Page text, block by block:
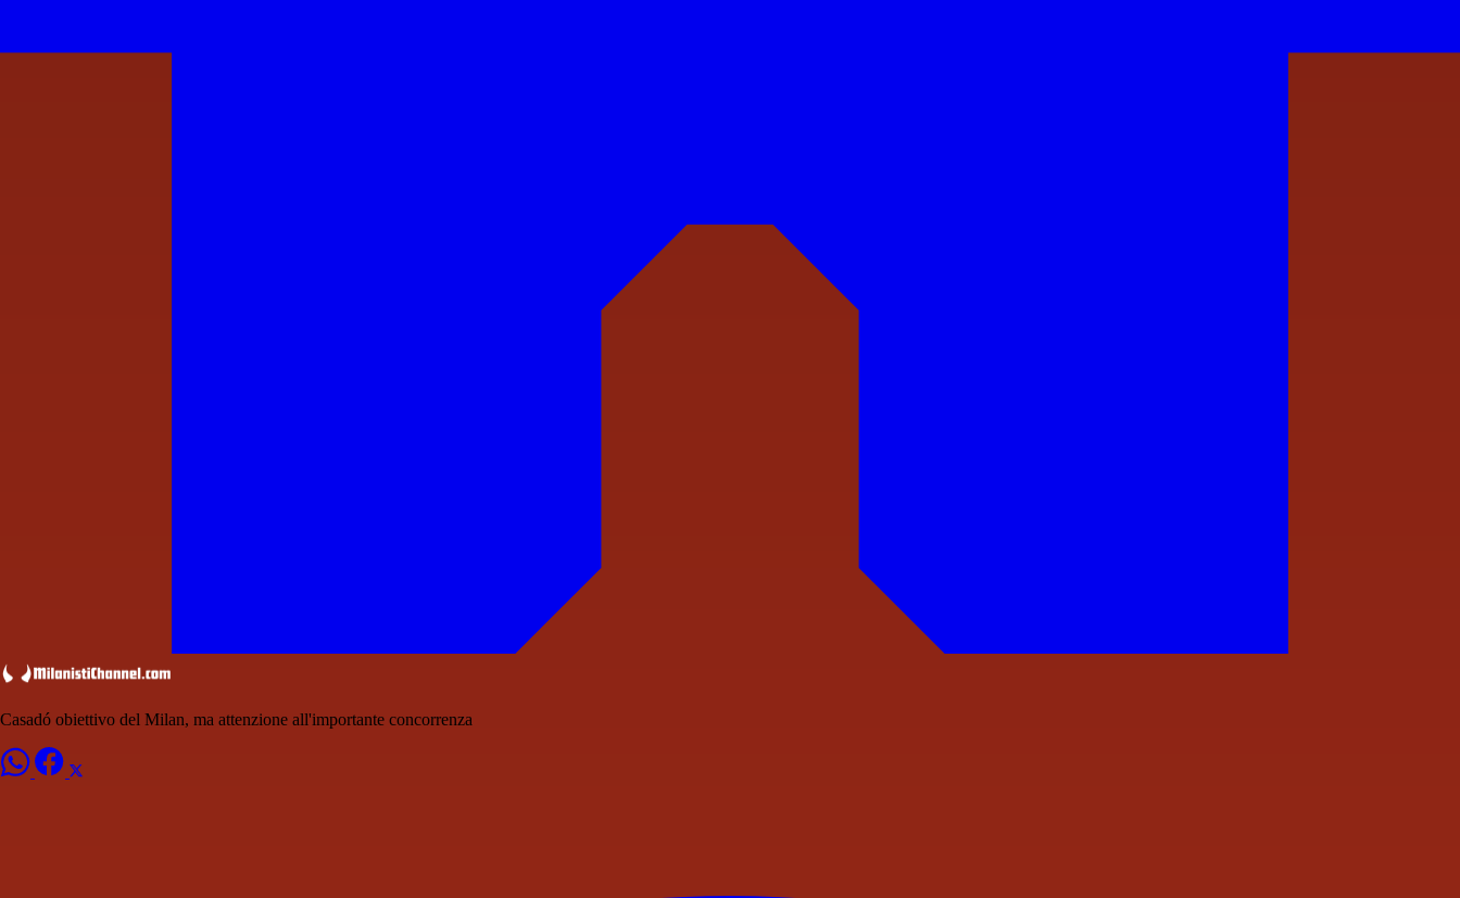
Casadó obiettivo del Milan, ma attenzione all'importante concorrenza